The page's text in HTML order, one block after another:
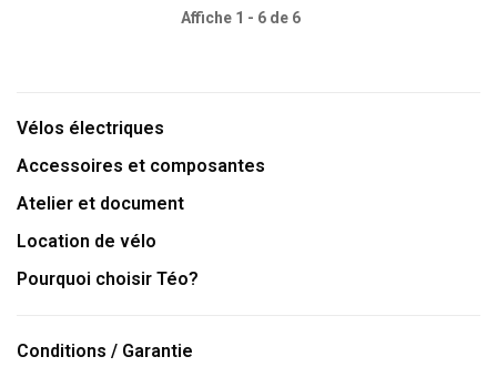
Affiche 1 - 6 de 6
Vélos électriques
Accessoires et composantes
Atelier et document
Location de vélo
Pourquoi choisir Téo?
Conditions / Garantie